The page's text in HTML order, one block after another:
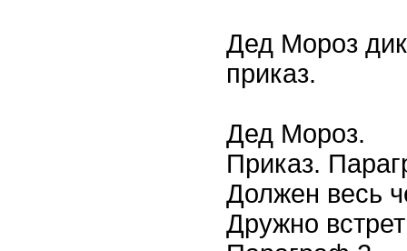
Дед Мороз
приказ.
Дед Мороз.
Приказ.
Должен весь
Дружно